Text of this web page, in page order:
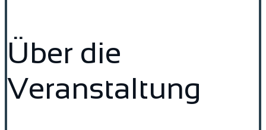
Über die
Veranstaltung